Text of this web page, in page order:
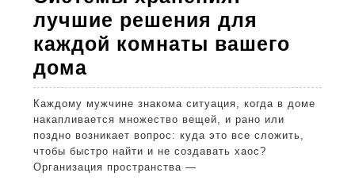
20262026 2026
лучшие решения для
каждой комнаты вашего
дома
хранения:
лучшие
решения
для
Каждому мужчине знакома ситуация, когда в доме
накапливается множество вещей, и рано или
поздно возникает вопрос: куда это все сложить,
чтобы быстро найти и не создавать хаос?
Организация пространства —